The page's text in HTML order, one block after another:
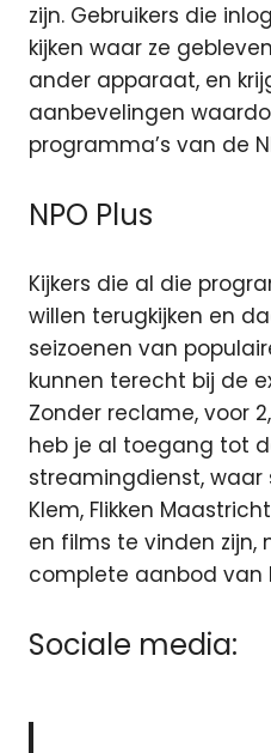
zijn. Gebruikers die
kijken waar ze
ander apparaat, en
aanbevelingen
programma’s van de
NPO Plus
Kijkers die al die
willen terugkijken en
seizoenen van
kunnen terecht bij de
Zonder reclame, voor
heb je al toegang tot
streamingdienst, waar
Klem, Flikken
en films te vinden
complete aanbod van
Sociale media: